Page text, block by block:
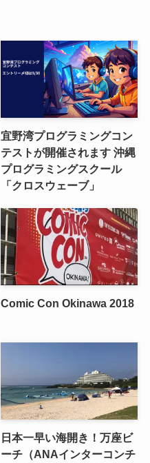
宜野湾プログラミングコン
テストが開催されます 沖縄
プログラミングスクール
「クロスウェーブ」
Comic Con Okinawa 2018
日本一早い海開き！万座ビ
ーチ（ANAインターコンチ